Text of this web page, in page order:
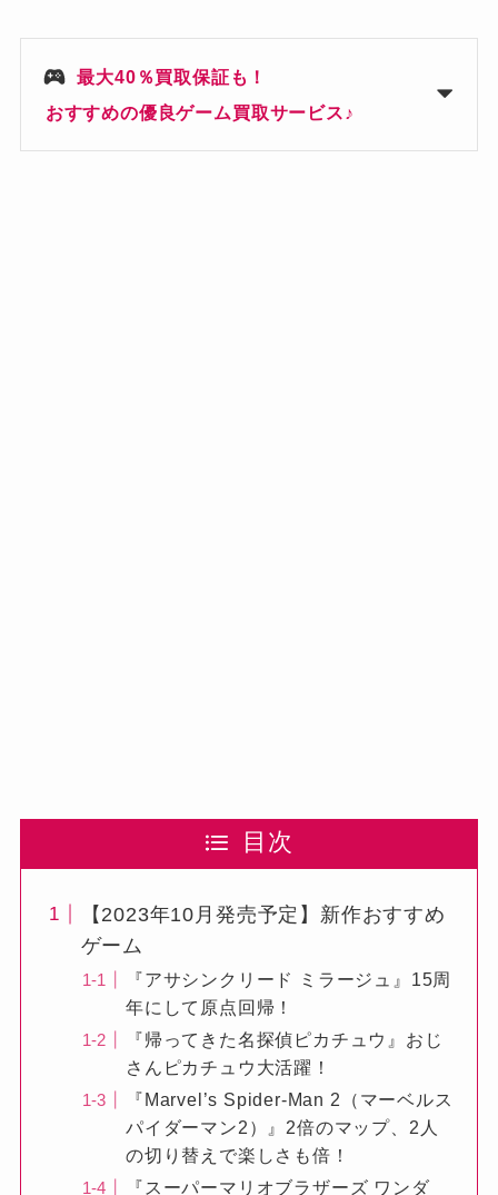
最大40％買取保証も！
おすすめの優良ゲーム買取サービス♪
目次
【2023年10月発売予定】新作おすすめ
ゲーム
『アサシンクリード ミラージュ』15周
年にして原点回帰！
『帰ってきた名探偵ピカチュウ』おじ
さんピカチュウ大活躍！
『Marvel’s Spider-Man 2（マーベルス
パイダーマン2）』2倍のマップ、2人
の切り替えで楽しさも倍！
『スーパーマリオブラザーズ ワンダ